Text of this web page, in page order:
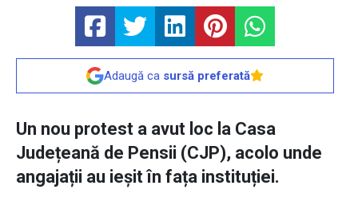
Adaugă ca sursă preferată
Un nou protest a avut loc la Casa
Județeană de Pensii (CJP), acolo unde
angajații au ieșit în fața instituției.